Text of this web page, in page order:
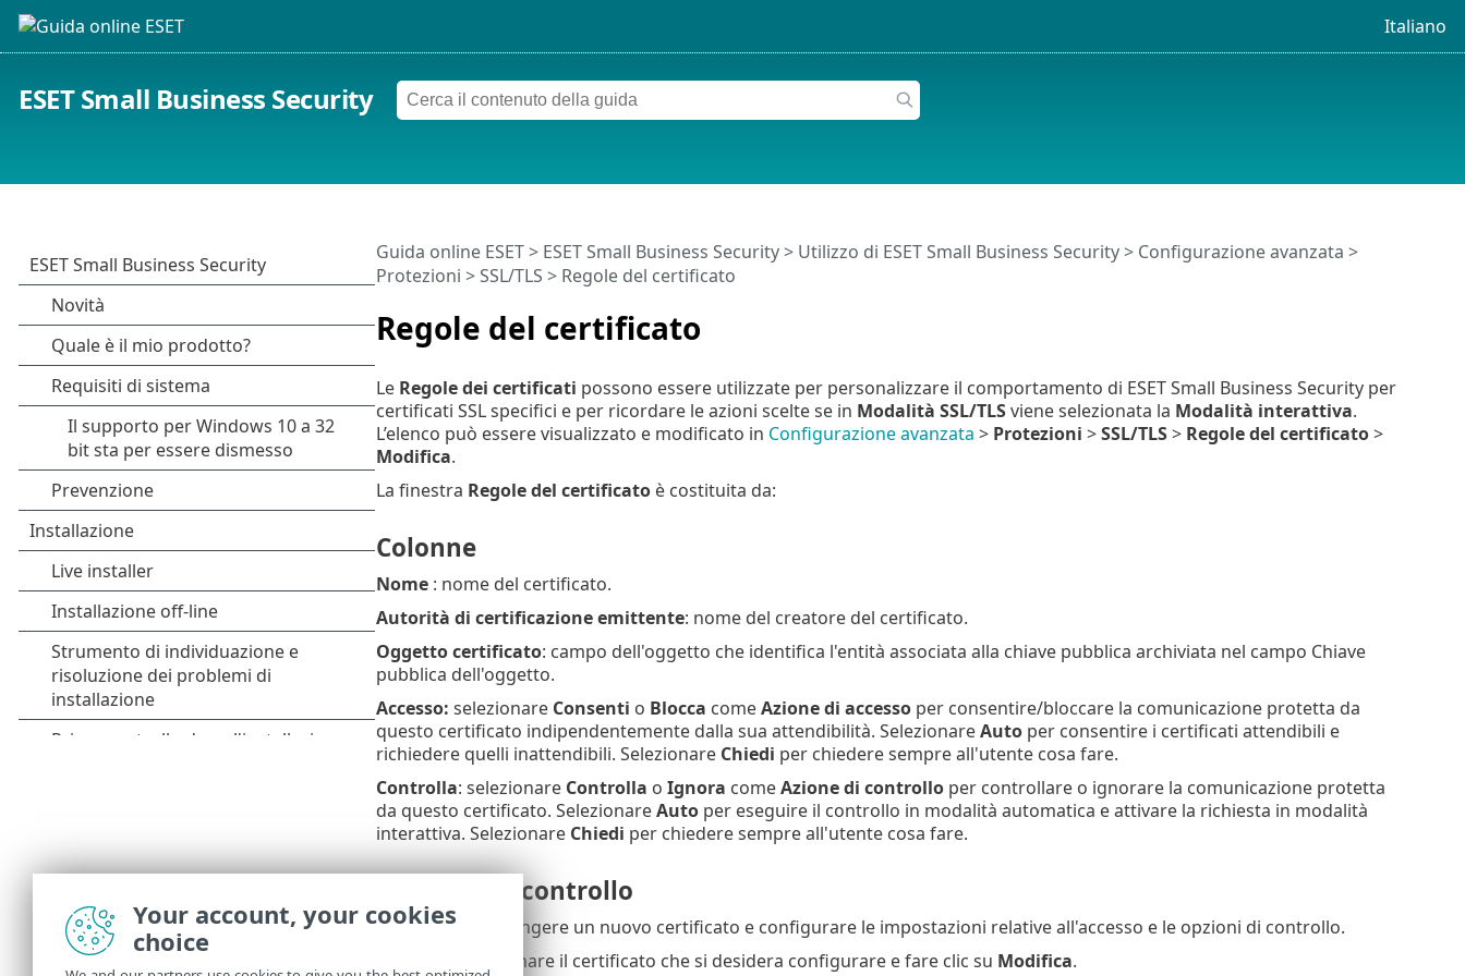
Italiano
ESET Small Business Security
Regole del certificato
Guida online ESET> ESET Small Business Security> Utilizzo di ESET Small Business Security> Configurazione avanzata >
Protezioni >SSL/TLS > Regole del certificato
Le Regole dei certificati possono essere utilizzate per personalizzare il comportamento di ESET Small Business Security per
certificati SSL specifici e per ricordare le azioni scelte se in Modalità SSL/TLSviene selezionata la Modalità interattiva.
L’elenco può essere visualizzato e modificato in Configurazione avanzata > Protezioni >SSL/TLS> Regole del certificato>
Modifica.
La finestra Regole del certificatoè costituita da:
Colonne
Nome: nome del certificato.
Autorità di certificazione emittente: nome del creatore del certificato.
Oggetto certificato: campo dell'oggetto che identifica l'entità associata alla chiave pubblica archiviata nel campo Chiave
pubblica dell'oggetto.
Accesso: selezionare Consenti o Blocca comeAzione di accessoper consentire/bloccare la comunicazione protetta da
questo certificato indipendentemente dalla sua attendibilità. SelezionareAutoper consentire i certificati attendibili e
richiedere quelli inattendibili. Selezionare Chiedi per chiedere sempre all'utente cosa fare.
Controlla: selezionare Controlla o Ignora comeAzione di controlloper controllare o ignorare la comunicazione protetta
da questo certificato. SelezionareAutoper eseguire il controllo in modalità automatica e attivare la richiesta in modalità
interattiva. Selezionare Chiedi per chiedere sempre all'utente cosa fare.
Elementi di controllo
Aggiungi– aggiungere un nuovo certificato e configurare le impostazioni relative all'accesso e le opzioni di controllo.
: selezionare il certificato che si desidera configurare e fare clic su Modifica.
Your account, your cookies
choice